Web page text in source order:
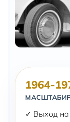
1964-
✓ Выход на